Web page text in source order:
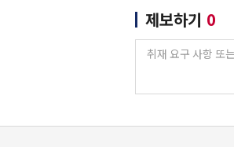
제보하기 0